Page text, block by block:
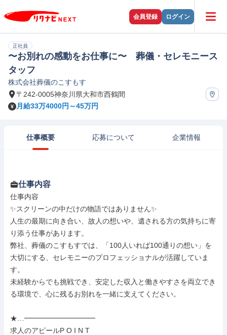
会員登録 ログイン
正社員
〜お別れの感動をお仕事に〜 葬儀・セレモニース
タッフ
株式会社葬儀のこすもす
〒242-0005神奈川県大和市西鶴間
月給33万4000円～45万円
仕事概要 応募について 企業情報
仕事内容
仕事内容
✨スクリーンの中だけの物語ではありません✨
人生の最期に向き合い、故人の想いや、遺される方の気持ちに寄
り添う仕事があります。
弊社、葬儀のこすもすでは、「100人いれば100通りの想い」を
大切にする、セレモニーのプロフェッショナルが活躍していま
す。
未経験からでも挑戦でき、安定した収入と働きやすさを両立でき
る環境で、心に残るお別れを一緒に支えてください。
★…━━━━━━━━━━
求人のアピールP O I N T